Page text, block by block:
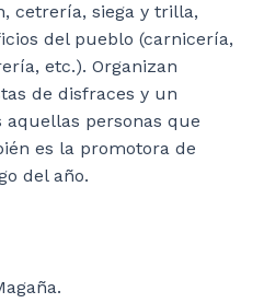
cetrería, siega y trilla,
del pueblo (carnicería,
etc.). Organizan
de disfraces y un
aquellas personas que
es la promotora de
del año.